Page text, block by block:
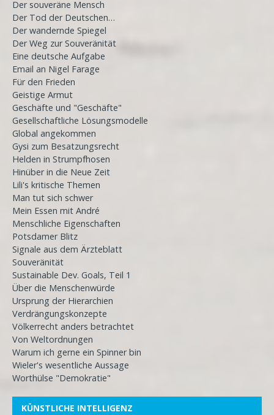
Der souveräne Mensch
Der Tod der Deutschen…
Der wandernde Spiegel
Der Weg zur Souveränität
Eine deutsche Aufgabe
Email an Nigel Farage
Für den Frieden
Geistige Armut
Geschäfte und "Geschäfte"
Gesellschaftliche Lösungsmodelle
Global angekommen
Gysi zum Besatzungsrecht
Helden in Strumpfhosen
Hinüber in die Neue Zeit
Lili's kritische Themen
Man tut sich schwer
Mein Essen mit André
Menschliche Eigenschaften
Potsdamer Blitz
Signale aus dem Ärzteblatt
Souveränität
Sustainable Dev. Goals, Teil 1
Über die Menschenwürde
Ursprung der Hierarchien
Verdrängungskonzepte
Völkerrecht anders betrachtet
Von Weltordnungen
Warum ich gerne ein Spinner bin
Wieler's wesentliche Aussage
Worthülse "Demokratie"
KÜNSTLICHE INTELLIGENZ